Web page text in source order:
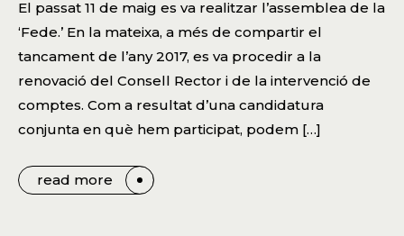
El passat 11 de maig es va realitzar l’assemblea de la
‘Fede.’ En la mateixa, a més de compartir el
tancament de l’any 2017, es va procedir a la
renovació del Consell Rector i de la intervenció de
comptes. Com a resultat d’una candidatura
conjunta en què hem participat, podem […]
read more